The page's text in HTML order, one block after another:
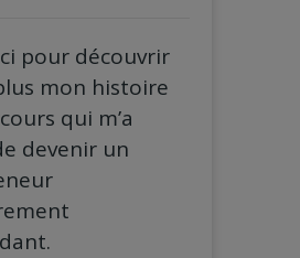
pour découvrir
mon histoire
qui m’a
devenir un